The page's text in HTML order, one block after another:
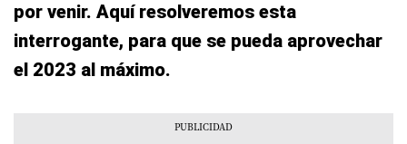
por venir. Aquí resolveremos esta
interrogante, para que se pueda aprovechar
el 2023 al máximo.